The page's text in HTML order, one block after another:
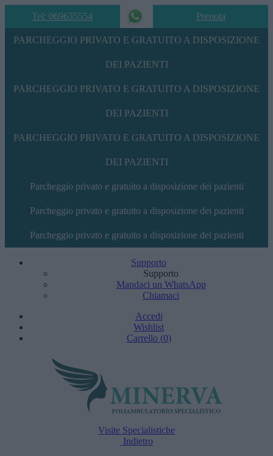
Tel: 069635554 Prenota
PARCHEGGIO PRIVATO E GRATUITO A DISPOSIZIONE
DEI PAZIENTI
PARCHEGGIO PRIVATO E GRATUITO A DISPOSIZIONE
DEI PAZIENTI
PARCHEGGIO PRIVATO E GRATUITO A DISPOSIZIONE
DEI PAZIENTI
Parcheggio privato e gratuito a disposizione dei pazienti
Parcheggio privato e gratuito a disposizione dei pazienti
Parcheggio privato e gratuito a disposizione dei pazienti
Supporto
Supporto
Mandaci un WhatsApp
Chiamaci
Accedi
Wishlist
Carrello (0)
Visite Specialistiche
Indietro